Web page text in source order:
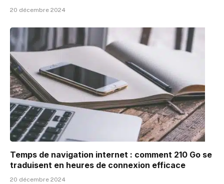
20 décembre 2024
Temps de navigation internet : comment 210 Go se
traduisent en heures de connexion efficace
20 décembre 2024